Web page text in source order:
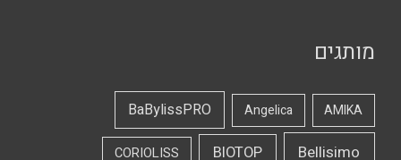
מותגים
AMIKA
Angelica
BaBylissPRO
Bellisimo
BIOTOP
CORIOLISS